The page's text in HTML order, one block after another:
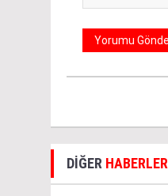
DİĞER HABERLER